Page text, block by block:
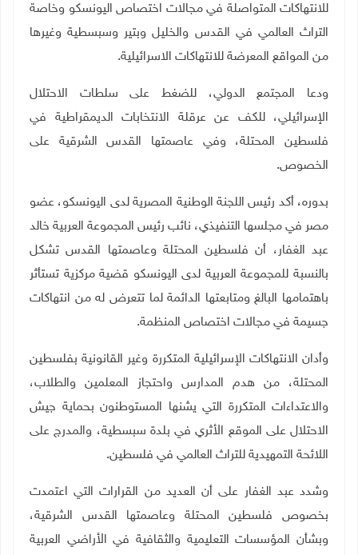
للانتهاكات المتواصلة في مجالات اختصاص اليونسكو وخاصة
التراث العالمي في القدس والخليل وبتير وسبسطية وغيرها
من المواقع المعرضة للانتهاكات الاسرائيلية.
ودعا المجتمع الدولي، للضغط على سلطات الاحتلال
الإسرائيلي، للكف عن عرقلة الانتخابات الديمقراطية في
فلسطين المحتلة، وفي عاصمتها القدس الشرقية على
الخصوص.
بدوره، أكد رئيس اللجنة الوطنية المصرية لدى اليونسكو، عضو
مصر في مجلسها التنفيذي، نائب رئيس المجموعة العربية خالد
عبد الغفار، أن فلسطين المحتلة وعاصمتها القدس تشكل
بالنسبة للمجموعة العربية لدى اليونسكو قضية مركزية تستأثر
باهتمامها البالغ ومتابعتها الدائمة لما تتعرض له من انتهاكات
جسيمة في مجالات اختصاص المنظمة.
وأدان الانتهاكات الإسرائيلية المتكررة وغير القانونية بفلسطين
المحتلة، من هدم المدارس واحتجاز المعلمين والطلاب،
والاعتداءات المتكررة التي يشنها المستوطنون بحماية جيش
الاحتلال على الموقع الأثري في بلدة سبسطية، والمدرج على
اللائحة التمهيدية للتراث العالمي في فلسطين.
وشدد عبد الغفار على أن العديد من القرارات التي اعتمدت
بخصوص فلسطين المحتلة وعاصمتها القدس الشرقية،
وبشأن المؤسسات التعليمية والثقافية في الأراضي العربية